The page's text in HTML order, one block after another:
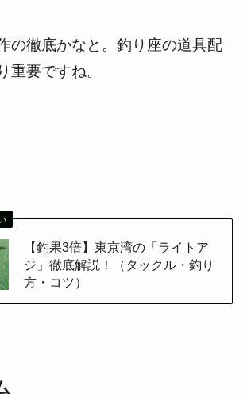
の徹底かなと。釣り座の道具配
重要ですね。
【釣果3倍】東京湾の「ライトア
ジ」徹底解説！（タックル・釣り
方・コツ）